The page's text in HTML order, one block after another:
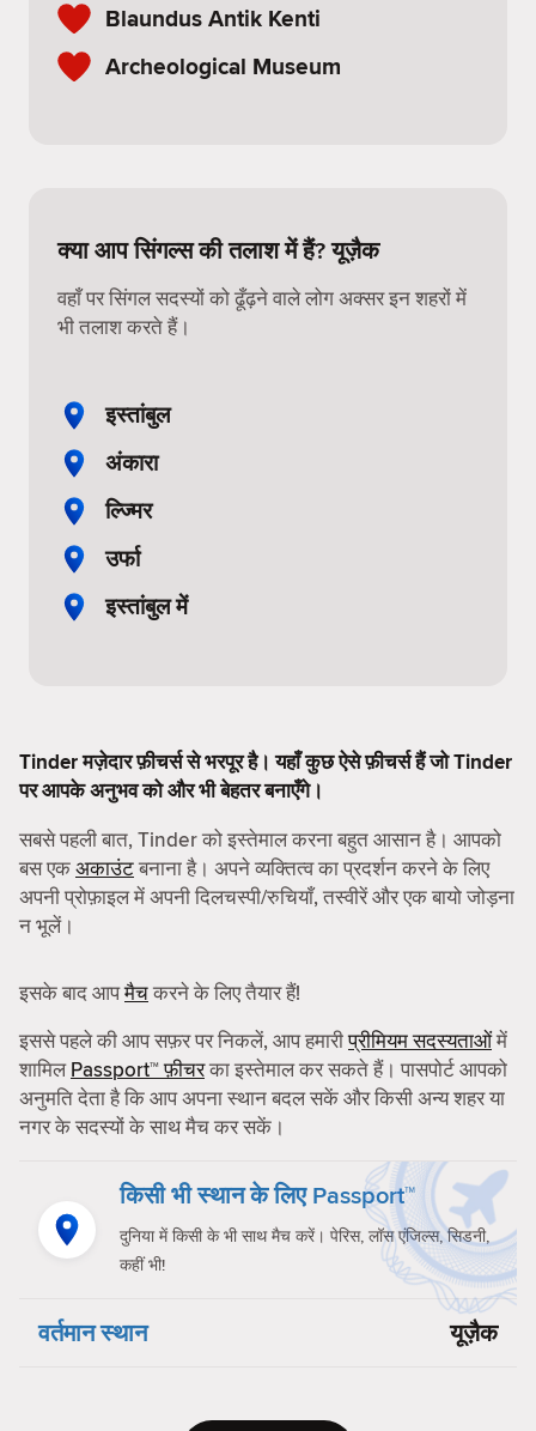
Blaundus Antik Kenti
Archeological Museum
क्या आप सिंगल्स की तलाश में हैं? यूज़ैक
वहाँ पर सिंगल सदस्यों को ढूँढ़ने वाले लोग अक्सर इन शहरों में
भी तलाश करते हैं।
इस्तांबुल
अंकारा
ल्ज्मिर
उर्फा
इस्तांबुल में
Tinder मज़ेदार फ़ीचर्स से भरपूर है। यहाँ कुछ ऐसे फ़ीचर्स हैं जो Tinder
पर आपके अनुभव को और भी बेहतर बनाएँगे।
सबसे पहली बात, Tinder को इस्तेमाल करना बहुत आसान है। आपको
बस एकअकाउंटबनाना है। अपने व्यक्तित्व का प्रदर्शन करने के लिए
अपनी प्रोफ़ाइल में अपनी दिलचस्पी/रुचियाँ, तस्वीरें और एक बायो जोड़ना
न भूलें।
इसके बाद आपमैचकरने के लिए तैयार हैं!
इससे पहले की आप सफ़र पर निकलें, आप हमारीप्रीमियम सदस्यताओंमें
शामिलPassport™ फ़ीचरका इस्तेमाल कर सकते हैं। पासपोर्ट आपको
अनुमति देता है कि आप अपना स्थान बदल सकें और किसी अन्य शहर या
नगर के सदस्यों के साथ मैच कर सकें।
किसी भी स्थान के लिए Passport™
दुनिया में किसी के भी साथ मैच करें। पेरिस, लॉस एंजिल्स, सिडनी,
कहीं भी!
वर्तमान स्थान यूज़ैक